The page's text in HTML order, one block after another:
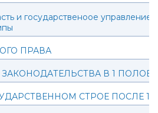
и государственоое управление:
ПРАВА
В 1
СТРОЕ ПОСЛЕ